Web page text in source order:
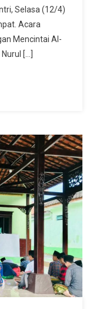
Selasa (12/4)
Acara
Mencintai Al-
[…]